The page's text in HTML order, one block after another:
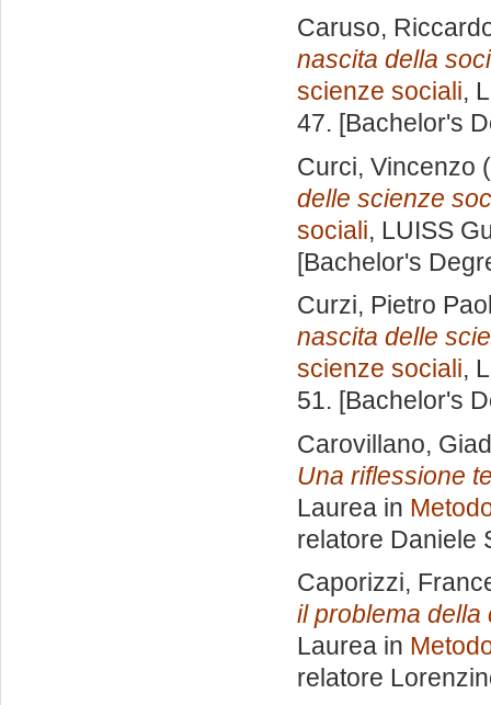
Caruso,
nascita della
scienze sociali,
47. [Bachelor's
Curci, Vincenzo
delle scienze
sociali, LUISS
[Bachelor's
Curzi, Pietro
nascita delle
scienze sociali,
51. [Bachelor's
Carovillano,
Una riflessione
Laurea in
relatore Daniele
Caporizzi,
il problema della
Laurea in
relatore